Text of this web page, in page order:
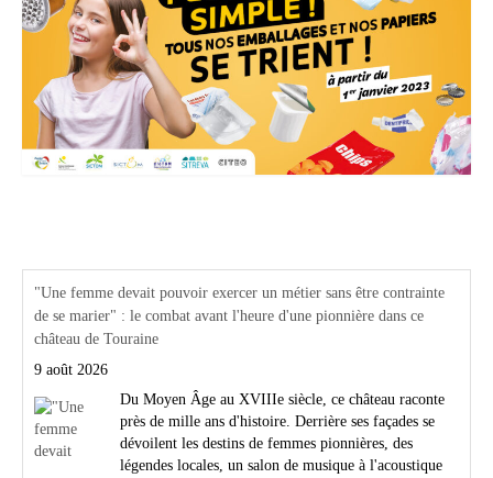
"Une femme devait pouvoir exercer un métier sans être contrainte
de se marier" : le combat avant l'heure d'une pionnière dans ce
château de Touraine
9 août 2026
Du Moyen Âge au XVIIIe siècle, ce château raconte
près de mille ans d'histoire. Derrière ses façades se
dévoilent les destins de femmes pionnières, des
légendes locales, un salon de musique à l'acoustique